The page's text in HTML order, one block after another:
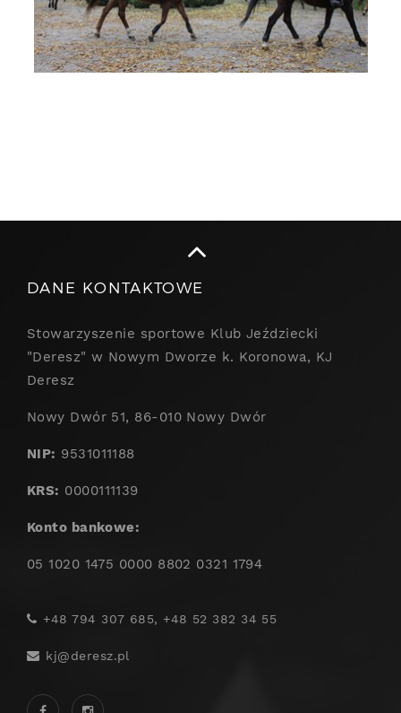
DANE KONTAKTOWE
Stowarzyszenie sportowe Klub Jeździecki
"Deresz" w Nowym Dworze k. Koronowa, KJ
Deresz
Nowy Dwór 51, 86-010 Nowy Dwór
NIP: 9531011188
KRS: 0000111139
Konto bankowe:
05 1020 1475 0000 8802 0321 1794
+48 794 307 685, +48 52 382 34 55
kj@deresz.pl